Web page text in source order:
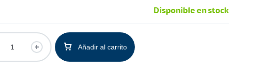
Disponible en stock
Añadir al carrito